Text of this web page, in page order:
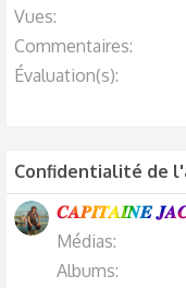
Vues
Commentaires
Évaluation(s)
Confidentialité de
𝑪𝑨𝑷𝑰𝑻𝑨𝑰𝑵𝑬
Médias
Albums